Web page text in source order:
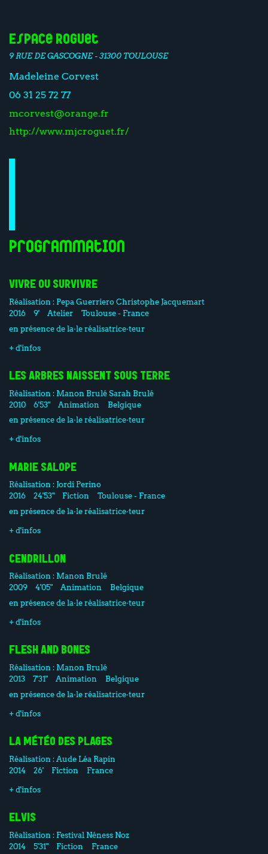
Espace Roguet
9 RUE DE GASCOGNE - 31300 TOULOUSE
Madeleine Corvest
06 31 25 72 77
mcorvest@orange.fr
http://www.mjcroguet.fr/
Programmation
VIVRE OU SURVIVRE
Réalisation : Pepa Guerriero Christophe Jacquemart
2016
9' Atelier
Toulouse - France
en présence de la·le réalisatrice·teur
+ d'infos
LES ARBRES NAISSENT SOUS TERRE
Réalisation : Manon BruléSarah Brulé
2010
6'53" Animation
Belgique
en présence de la·le réalisatrice·teur
+ d'infos
MARIE SALOPE
Réalisation : Jordi Perino
2016
24'53" Fiction
Toulouse - France
en présence de la·le réalisatrice·teur
+ d'infos
CENDRILLON
Réalisation : Manon Brulé
2009
4'05" Animation
Belgique
en présence de la·le réalisatrice·teur
+ d'infos
FLESH AND BONES
Réalisation : Manon Brulé
2013
7'31" Animation
Belgique
en présence de la·le réalisatrice·teur
+ d'infos
LA MÉTÉO DES PLAGES
Réalisation : Aude Léa Rapin
2014
26' Fiction France
+ d'infos
ELVIS
Réalisation : Festival Néness Noz
2014
5'31" Fiction France